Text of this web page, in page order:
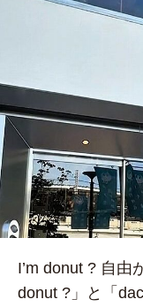
I’m donut ? 自由
donut ?」と「